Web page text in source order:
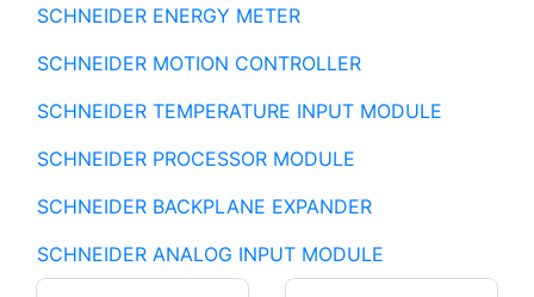
SCHNEIDER ENERGY METER
SCHNEIDER MOTION CONTROLLER
SCHNEIDER TEMPERATURE INPUT MODULE
SCHNEIDER PROCESSOR MODULE
SCHNEIDER BACKPLANE EXPANDER
SCHNEIDER ANALOG INPUT MODULE